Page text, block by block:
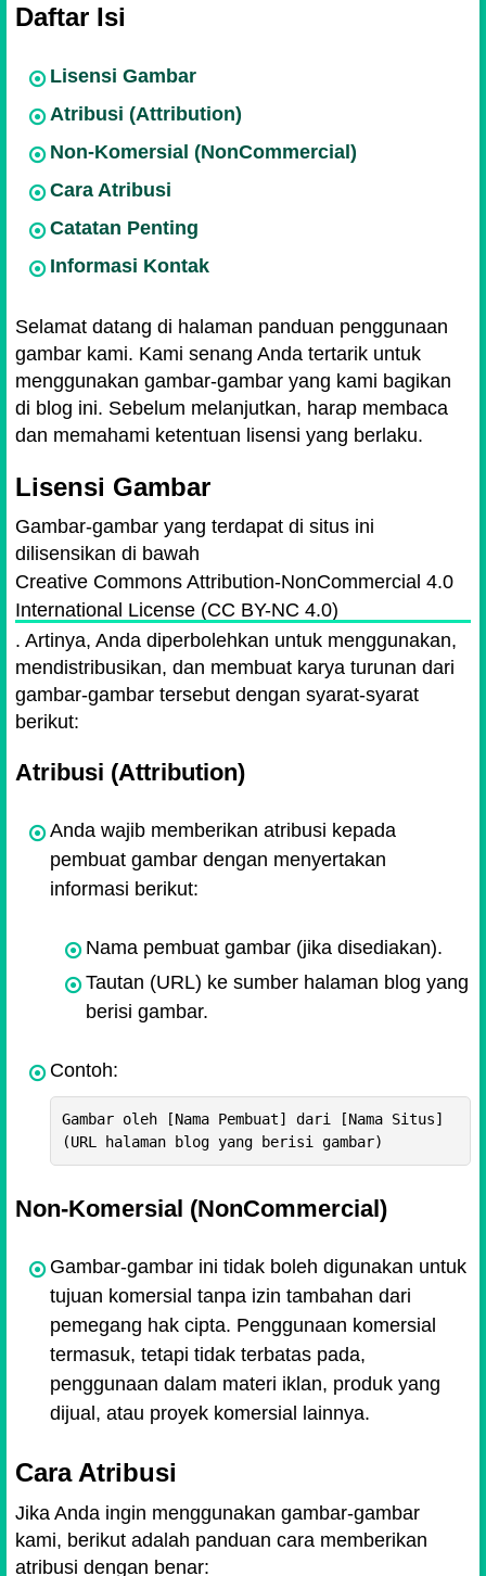
Daftar Isi
Lisensi Gambar
Atribusi (Attribution)
Non-Komersial (NonCommercial)
Cara Atribusi
Catatan Penting
Informasi Kontak
Selamat datang di halaman panduan penggunaan
gambar kami. Kami senang Anda tertarik untuk
menggunakan gambar-gambar yang kami bagikan
di blog ini. Sebelum melanjutkan, harap membaca
dan memahami ketentuan lisensi yang berlaku.
Lisensi Gambar
Gambar-gambar yang terdapat di situs ini
dilisensikan di bawah
Creative Commons Attribution-NonCommercial 4.0
International License (CC BY-NC 4.0)
. Artinya, Anda diperbolehkan untuk menggunakan,
mendistribusikan, dan membuat karya turunan dari
gambar-gambar tersebut dengan syarat-syarat
berikut:
Atribusi (Attribution)
Anda wajib memberikan atribusi kepada
pembuat gambar dengan menyertakan
informasi berikut:
Nama pembuat gambar (jika disediakan).
Tautan (URL) ke sumber halaman blog yang
berisi gambar.
Contoh:
Gambar oleh [Nama Pembuat] dari [Nama Situs]
(URL halaman blog yang berisi gambar)
Non-Komersial (NonCommercial)
Gambar-gambar ini tidak boleh digunakan untuk
tujuan komersial tanpa izin tambahan dari
pemegang hak cipta. Penggunaan komersial
termasuk, tetapi tidak terbatas pada,
penggunaan dalam materi iklan, produk yang
dijual, atau proyek komersial lainnya.
Cara Atribusi
Jika Anda ingin menggunakan gambar-gambar
kami, berikut adalah panduan cara memberikan
atribusi dengan benar: